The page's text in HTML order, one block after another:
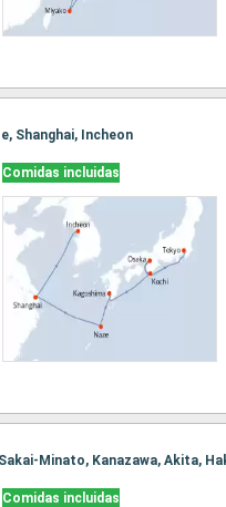
Shanghai, Incheon
Comidas incluidas
Minato, Kanazawa, Akita,
Comidas incluidas